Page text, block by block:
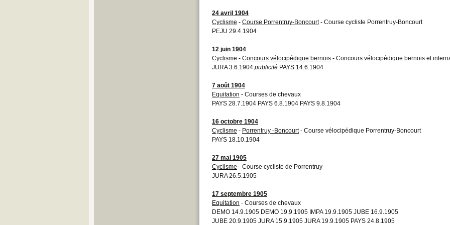
24 avril 1904
Cyclisme - Course Porrentruy-Boncourt- Course cycliste Porrentruy-Boncourt
PEJU 29.4.1904
12 juin 1904
Cyclisme - Concours vélocipédique bernois - Concours vélocipédique bernois et
JURA 3.6.1904 publicité PAYS 14.6.1904
7 août 1904
Equitation - Courses de chevaux
PAYS 28.7.1904 PAYS 6.8.1904 PAYS 9.8.1904
16 octobre 1904
Cyclisme - Porrentruy -Boncourt- Course vélocipédique Porrentruy-Boncourt
PAYS 18.10.1904
27 mai 1905
Cyclisme - Course cycliste de Porrentruy
JURA 26.5.1905
17 septembre 1905
Equitation - Courses de chevaux
DEMO 14.9.1905 DEMO 19.9.1905 IMPA 19.9.1905 JUBE 16.9.1905
JUBE 20.9.1905 JURA 15.9.1905 JURA 19.9.1905 PAYS 24.8.1905